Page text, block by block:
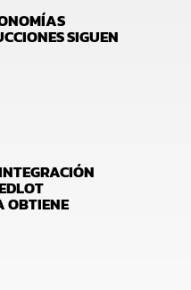
SIGUEN
OBTIENE